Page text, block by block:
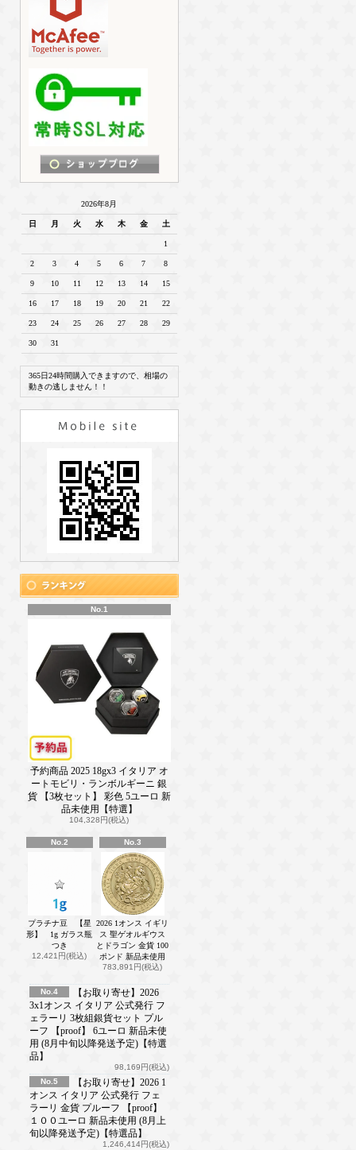
2026年8月
日 月 火 水 木 金 土
1
2 3 4 5 6 7 8
9 10 11 12 13 14 15
16 17 18 19 20 21 22
23 24 25 26 27 28 29
30 31
365日24時間購入できますので、相場の
動きの逃しません！！
No.1
予約商品 2025 18gx3 イタリア オ
ートモビリ・ランボルギーニ 銀
貨 【3枚セット】 彩色 5ユーロ 新
品未使用【特選】
104,328円(税込)
No.2
プラチナ豆 【星
形】 1g ガラス瓶
つき
12,421円(税込)
No.3
2026 1オンス イギリ
ス 聖ゲオルギウス
とドラゴン 金貨 100
ポンド 新品未使用
783,891円(税込)
No.4
【お取り寄せ】2026
3x1オンス イタリア 公式発行 フ
ェラーリ 3枚組銀貨セット プル
ーフ 【proof】 6ユーロ 新品未使
用 (8月中旬以降発送予定)【特選
品】
98,169円(税込)
No.5
【お取り寄せ】2026 1
オンス イタリア 公式発行 フェ
ラーリ 金貨 プルーフ 【proof】
１００ユーロ 新品未使用 (8月上
旬以降発送予定)【特選品】
1,246,414円(税込)